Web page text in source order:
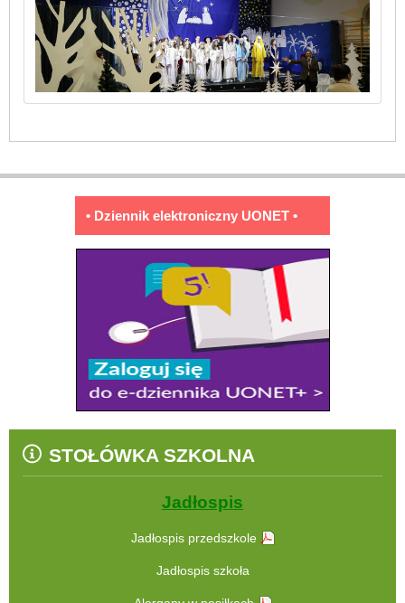
• Dziennik elektroniczny UONET •
STOŁÓWKA SZKOLNA
Jadłospis
Jadłospis przedszkole
Jadłospis szkoła